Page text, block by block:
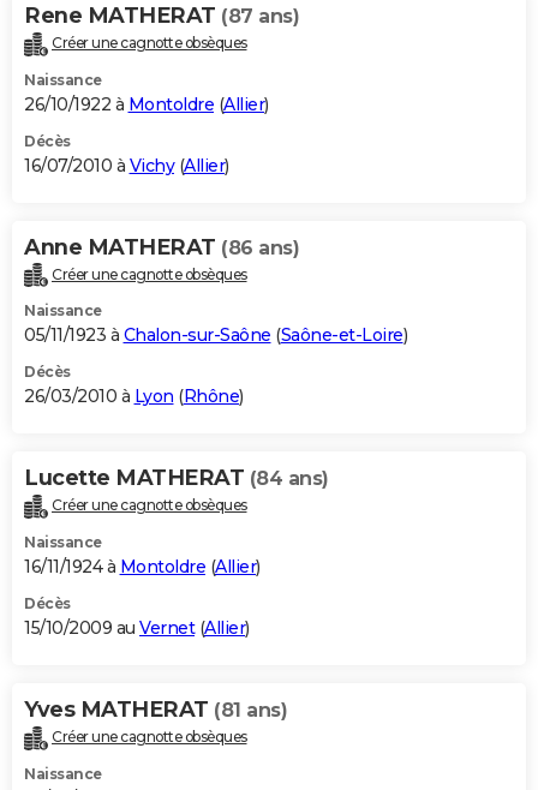
Rene MATHERAT (87 ans)
Créer une cagnotte obsèques
Naissance
26/10/1922 à Montoldre (Allier)
Décès
16/07/2010 à Vichy(Allier)
Anne MATHERAT (86 ans)
Créer une cagnotte obsèques
Naissance
05/11/1923 à Chalon-sur-Saône (Saône-et-Loire)
Décès
26/03/2010 à Lyon (Rhône)
Lucette MATHERAT (84 ans)
Créer une cagnotte obsèques
Naissance
16/11/1924 à Montoldre (Allier)
Décès
15/10/2009 au Vernet(Allier)
Yves MATHERAT (81 ans)
Créer une cagnotte obsèques
Naissance